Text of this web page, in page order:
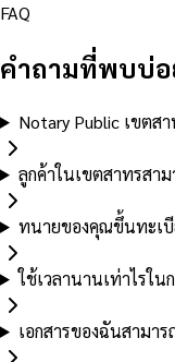
FAQ
คำถามที่พบบ่อ
Notary Public เขตส
ลูกค้าในเขตสาทรสา
ทนายของคุณขึ้นทะเบี
ใช้เวลานานเท่าไรใน
เอกสารของฉันสามาร